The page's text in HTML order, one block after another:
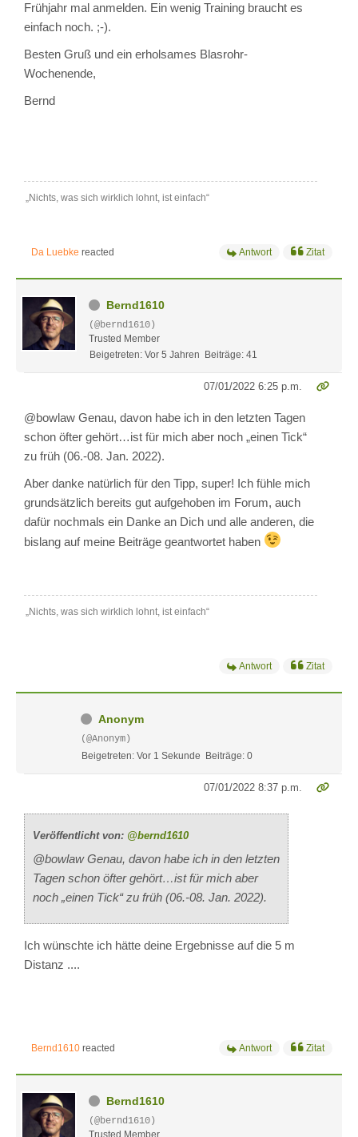
Frühjahr mal anmelden. Ein wenig Training braucht es
einfach noch. ;-).
Besten Gruß und ein erholsames Blasrohr-
Wochenende,
Bernd
„Nichts, was sich wirklich lohnt, ist einfach“
Da Luebke reacted Antwort Zitat
Bernd1610
(@bernd1610)
Trusted Member
Beigetreten: Vor 5 Jahren
Beiträge: 41
07/01/2022 6:25 p.m.
@bowlaw Genau, davon habe ich in den letzten Tagen
schon öfter gehört…ist für mich aber noch „einen Tick“
zu früh (06.-08. Jan. 2022).
Aber danke natürlich für den Tipp, super! Ich fühle mich
grundsätzlich bereits gut aufgehoben im Forum, auch
dafür nochmals ein Danke an Dich und alle anderen, die
bislang auf meine Beiträge geantwortet haben
„Nichts, was sich wirklich lohnt, ist einfach“
Antwort Zitat
Anonym
(@Anonym)
Beigetreten: Vor 1 Sekunde
Beiträge: 0
07/01/2022 8:37 p.m.
Veröffentlicht von: @bernd1610
@bowlaw Genau, davon habe ich in den letzten
Tagen schon öfter gehört…ist für mich aber
noch „einen Tick“ zu früh (06.-08. Jan. 2022).
Ich wünschte ich hätte deine Ergebnisse auf die 5 m
Distanz ....
Bernd1610 reacted Antwort Zitat
Bernd1610
(@bernd1610)
Trusted Member